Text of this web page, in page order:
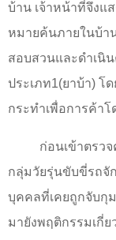
บ้าน เจ้าหน้าที่จึงแ
หมายค้นภายในบ้า
สอบสวนและดำเนิ
ประเภท1(ยาบ้า) โ
กระทำเพื่อการค้า
ก่อนเข้าตรว
กลุ่มวัยรุ่นขับขี่รถจั
บุคคลที่เคยถูกจับกุ
มายังพฤติกรรมเกี่ย